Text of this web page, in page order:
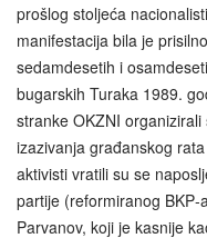
prošlog stoljeća
manifestacija bila je
sedamdesetih i
bugarskih Turaka 1989.
stranke OKZNI
izazivanja građanskog
aktivisti vratili su se
partije (reformiranog
Parvanov, koji je kasnije